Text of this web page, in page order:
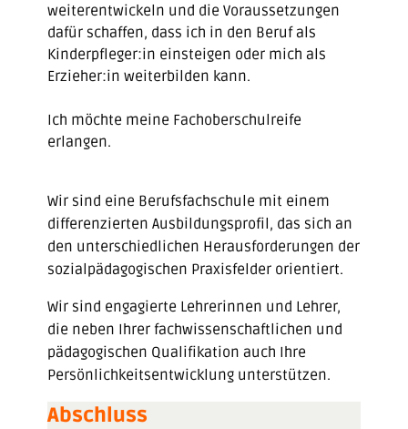
weiterentwickeln und die Voraussetzungen
dafür schaffen, dass ich in den Beruf als
Kinderpfleger:in einsteigen oder mich als
Erzieher:in weiterbilden kann.
Ich möchte meine Fachoberschulreife
erlangen.
Wir sind eine Berufsfachschule mit einem
differenzierten Ausbildungsprofil, das sich an
den unterschiedlichen Herausforderungen der
sozialpädagogischen Praxisfelder orientiert.
Wir sind engagierte Lehrerinnen und Lehrer,
die neben Ihrer fachwissenschaftlichen und
pädagogischen Qualifikation auch Ihre
Persönlichkeitsentwicklung unterstützen.
Abschluss